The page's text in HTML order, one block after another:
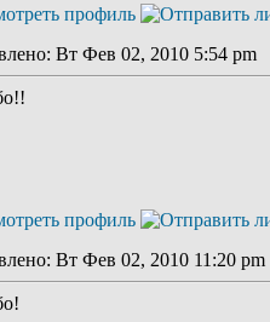
Вт Фев 02, 2010 5:54 pm
Вт Фев 02, 2010 11:20 pm